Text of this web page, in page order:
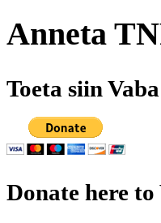
Anneta
Toeta siin
Donate here to